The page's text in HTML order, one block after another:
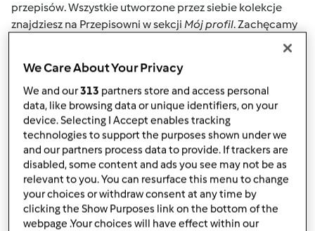
przepisów. Wszystkie utworzone przez siebie kolekcje
znajdziesz na Przepisowni w sekcji Mój profil. Zachęcamy
Cię do odkrywania możliwości Przepisowni. Gdy będziesz
ponownie na Forum, zespół Thermomix ® (Przepisy
Thermomix, Mixi) oraz nasi forumowicze służą fachową
pomocą.
Polecamy także wypróbować przepisy z kolekcji na
platformie z przepisamiMój Thermomixoraz polubić nasz
fanpage na Facebook'u, aby na bieżąco dowiadywać się o
nowościach, mieć dostęp do wskazówek i dzielić się
swoimi spostrzeżeniami z innymi użytkownikami
Thermomixa.
We Care About Your Privacy
We and our313 partners store and access personal
data, like browsing data or unique identifiers, on your
device. Selecting I Accept enables tracking
technologies to support the purposes shown under we
and our partners process data to provide. If trackers are
disabled, some content and ads you see may not be as
relevant to you. You can resurface this menu to change
your choices or withdraw consent at any time by
clicking the Show Purposes link on the bottom of the
webpage .Your choices will have effect within our